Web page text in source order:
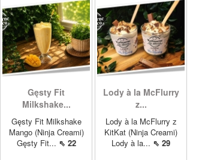
Gęsty Fit
Milkshake...
Gęsty Fit Milkshake
Mango (Ninja Creami)
Gęsty Fit... ⇖ 22
Lody à la McFlurry
z...
Lody à la McFlurry z
KitKat (Ninja Creami)
Lody à la... ⇖ 29